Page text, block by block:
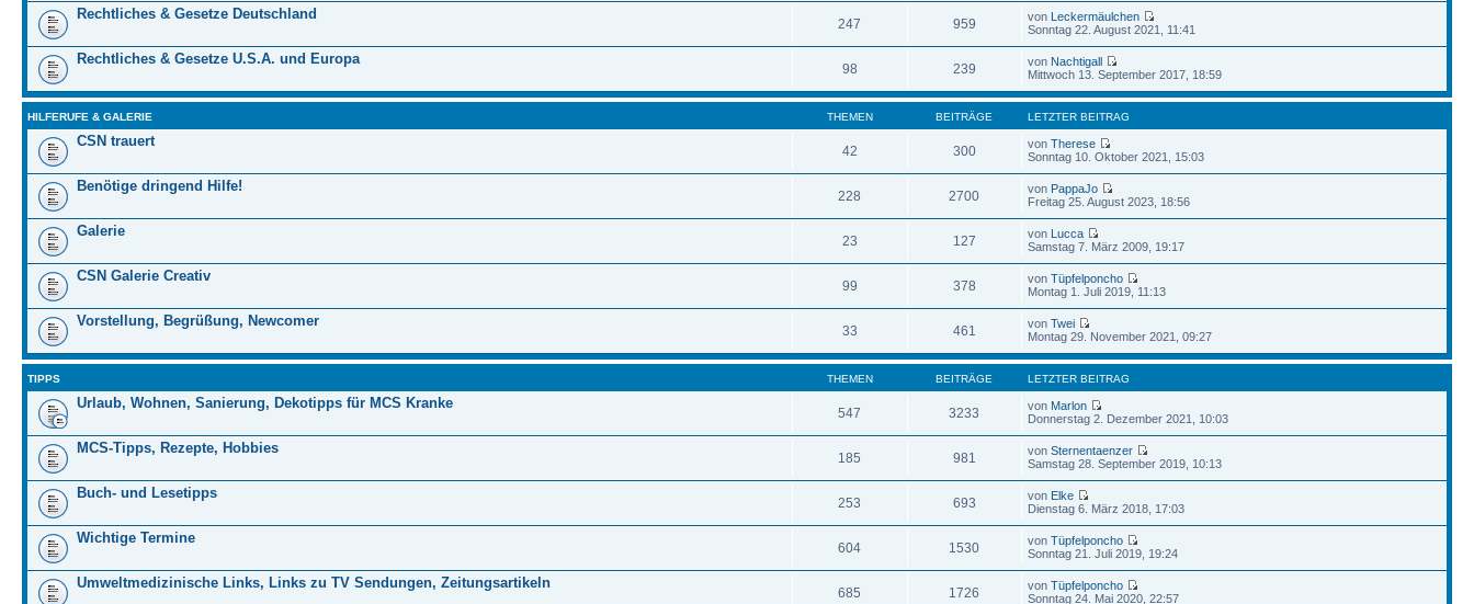
Rechtliches & Gesetze Deutschland
247 959 von Leckermäulchen
Sonntag 22. August 2021, 11:41
Rechtliches & Gesetze U.S.A. und Europa
98 239 von Nachtigall
Mittwoch 13. September 2017, 18:59
HILFERUFE & GALERIE THEMEN BEITRÄGE LETZTER BEITRAG
CSN trauert
42 300 vonTherese
Sonntag 10. Oktober 2021, 15:03
Benötige dringend Hilfe!
228 2700 von PappaJo
Freitag 25. August 2023, 18:56
Galerie
23 127 von Lucca
Samstag 7. März 2009, 19:17
CSN Galerie Creativ
99 378 vonTüpfelponcho
Montag 1. Juli 2019, 11:13
Vorstellung, Begrüßung, Newcomer
33 461 vonTwei
Montag 29. November 2021, 09:27
TIPPS THEMEN BEITRÄGE LETZTER BEITRAG
Urlaub, Wohnen, Sanierung, Dekotipps für MCS Kranke
547 3233 von Marlon
Donnerstag 2. Dezember 2021, 10:03
MCS-Tipps, Rezepte, Hobbies
185 981 vonSternentaenzer
Samstag 28. September 2019, 10:13
Buch- und Lesetipps
253 693 von Elke
Dienstag 6. März 2018, 17:03
Wichtige Termine
604 1530 vonTüpfelponcho
Sonntag 21. Juli 2019, 19:24
Umweltmedizinische Links, Links zu TV Sendungen, Zeitungsartikeln
685 1726 vonTüpfelponcho
Sonntag 24. Mai 2020, 22:57